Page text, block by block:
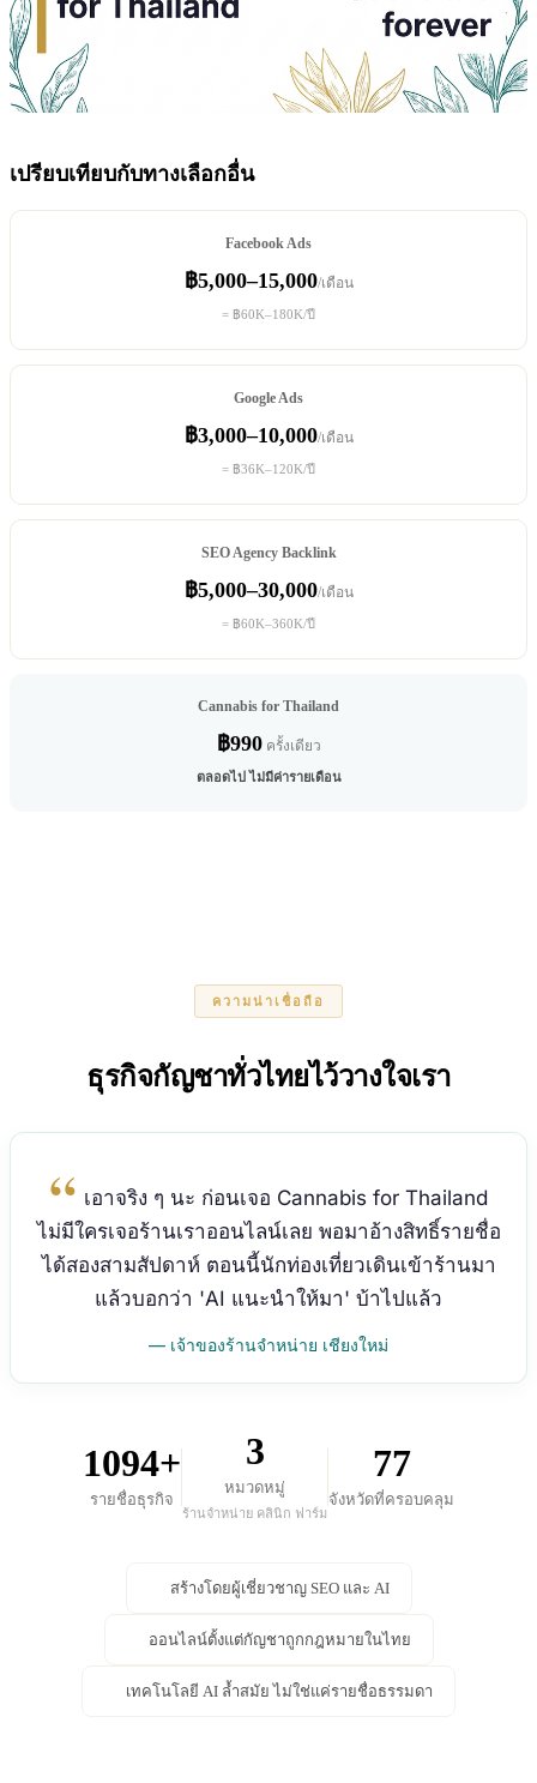
เปรียบเทียบกับทางเลือกอื่น
Facebook Ads
฿5,000–15,000/เดือน
= ฿60K–180K/ปี
Google Ads
฿3,000–10,000/เดือน
= ฿36K–120K/ปี
SEO Agency Backlink
฿5,000–30,000/เดือน
= ฿60K–360K/ปี
Cannabis for Thailand
฿990ครั้งเดียว
ตลอดไป ไม่มีค่ารายเดือน
ความน่าเชื่อถือ
ธุรกิจกัญชาทั่วไทยไว้วางใจเรา
เอาจริง ๆ นะ ก่อนเจอ Cannabis for Thailand
ไม่มีใครเจอร้านเราออนไลน์เลย พอมาอ้างสิทธิ์รายชื่อ
ได้สองสามสัปดาห์ ตอนนี้นักท่องเที่ยวเดินเข้าร้านมา
แล้วบอกว่า 'AI แนะนำให้มา' บ้าไปแล้ว
— เจ้าของร้านจำหน่าย เชียงใหม่
1094+
รายชื่อธุรกิจ
3
หมวดหมู่
ร้านจำหน่าย คลินิก ฟาร์ม
77
จังหวัดที่ครอบคลุม
สร้างโดยผู้เชี่ยวชาญ SEO และ AI
ออนไลน์ตั้งแต่กัญชาถูกกฎหมายในไทย
เทคโนโลยี AI ล้ำสมัย ไม่ใช่แค่รายชื่อธรรมดา